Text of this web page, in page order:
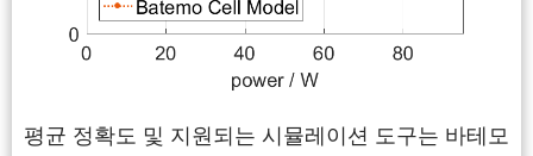
평균 정확도 및 지원되는 시뮬레이션 도구는 바테모